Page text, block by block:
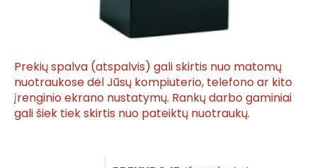
Prekių spalva (atspalvis) gali skirtis nuo matomų
nuotraukose dėl Jūsų kompiuterio, telefono ar kito
įrenginio ekrano nustatymų. Rankų darbo gaminiai
gali šiek tiek skirtis nuo pateiktų nuotraukų.